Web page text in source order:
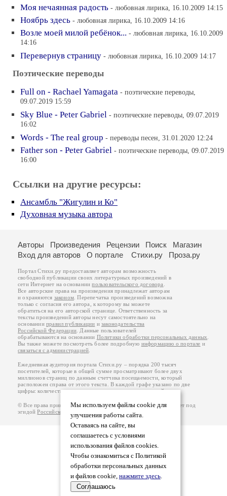
Моя нечаянная радость - любовная лирика, 16.10.2009 14:15
Ноябрь здесь - любовная лирика, 16.10.2009 14:16
Возле моей милой ребёнок... - любовная лирика, 16.10.2009
14:16
Перевернув страницу - любовная лирика, 16.10.2009 14:17
Поэтические переводы
Full on - Rachael Yamagata - поэтические переводы,
09.07.2019 15:59
Sky Blue - Peter Gabriel - поэтические переводы, 09.07.2019
16:02
Words - The real group - переводы песен, 31.01.2020 12:24
Father son - Peter Gabriel - поэтические переводы, 09.07.2019
16:00
Ссылки на другие ресурсы:
Ансамбль "Жигулин и Ко"
Духовная музыка автора
Мы используем файлы cookie для
улучшения работы сайта.
Оставаясь на сайте, вы
соглашаетесь с условиями
использования файлов cookies.
Чтобы ознакомиться с Политикой
обработки персональных данных
и файлов cookie, нажмите здесь.
Соглашаюсь
Авторы Произведения Рецензии Поиск
Магазин
Вход для авторов
О портале Стихи.ру Проза.ру
Портал Стихи.ру предоставляет авторам возможность
свободной публикации своих литературных произведений в
сети Интернет на основаниипользовательского договора
Все авторские права на произведения принадлежат авторам
и охраняются законом . Перепечатка произведений возможна
только с согласия его автора, к которому вы можете
обратиться на его авторской странице. Ответственность за
тексты произведений авторы несут самостоятельно на
основанииправил публикации изаконодательства
Российской Федерации . Данные пользователей
обрабатываются на основании Политики обработки персональных данных
Вы также можете посмотреть более подробную информацию о портале и
связаться с администрацией
Ежедневная аудитория портала Стихи.ру – порядка 200 тысяч
посетителей, которые в общей сумме просматривают более двух
миллионов страниц по данным счетчика посещаемости, который
расположен справа от этого текста. В каждой графе указано по две
цифры: количество просмотров и количество посетителей.
© Все права принадлежат авторам, 2000-2026. Портал работает под
эгидойРоссийского союза писателей.